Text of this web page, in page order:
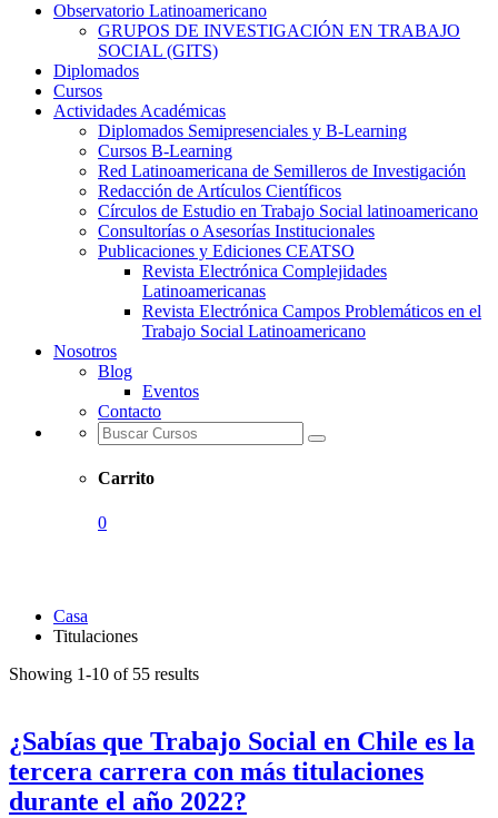
Observatorio Latinoamericano
GRUPOS DE INVESTIGACIÓN EN TRABAJO
SOCIAL (GITS)
Diplomados
Cursos
Actividades Académicas
Diplomados Semipresenciales y B-Learning
Cursos B-Learning
Red Latinoamericana de Semilleros de Investigación
Redacción de Artículos Científicos
Círculos de Estudio en Trabajo Social latinoamericano
Consultorías o Asesorías Institucionales
Publicaciones y Ediciones CEATSO
Revista Electrónica Complejidades
Latinoamericanas
Revista Electrónica Campos Problemáticos en el
Trabajo Social Latinoamericano
Nosotros
Blog
Eventos
Contacto
Carrito
0
Casa
Titulaciones
Showing 1-10 of 55 results
¿Sabías que Trabajo Social en Chile es la
tercera carrera con más titulaciones
durante el año 2022?